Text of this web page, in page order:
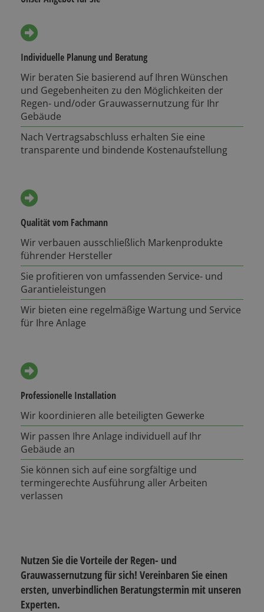
Individuelle Planung und Beratung
Wir beraten Sie basierend auf Ihren Wünschen
und Gegebenheiten zu den Möglichkeiten der
Regen- und/oder Grauwassernutzung für Ihr
Gebäude
Nach Vertragsabschluss erhalten Sie eine
transparente und bindende Kostenaufstellung
Qualität vom Fachmann
Wir verbauen ausschließlich Markenprodukte
führender Hersteller
Sie profitieren von umfassenden Service- und
Garantieleistungen
Wir bieten eine regelmäßige Wartung und Service
für Ihre Anlage
Professionelle Installation
Wir koordinieren alle beteiligten Gewerke
Wir passen Ihre Anlage individuell auf Ihr
Gebäude an
Sie können sich auf eine sorgfältige und
termingerechte Ausführung aller Arbeiten
verlassen
Nutzen Sie die Vorteile der Regen- und
Grauwassernutzung für sich! Vereinbaren Sie einen
ersten, unverbindlichen Beratungstermin mit unseren
Experten.